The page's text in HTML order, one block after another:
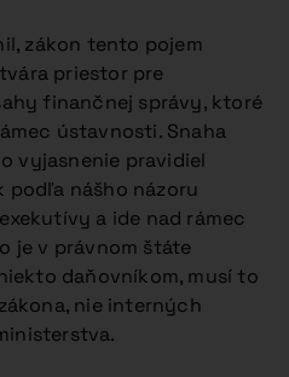
zákon tento pojem
priestor pre
finančnej správy, ktoré
ústavnosti. Snaha
o vyjasnenie pravidiel
podľa nášho názoru
a ide nad rámec
je v právnom štáte
daňovníkom, musí to
nie interných